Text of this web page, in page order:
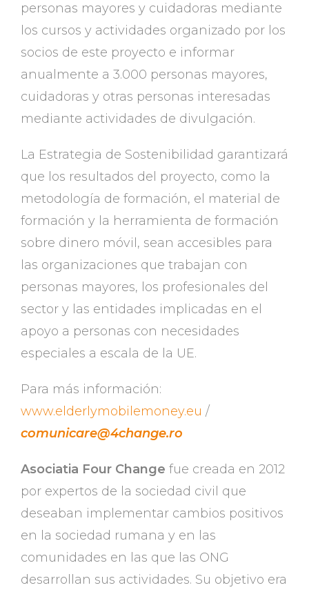
personas mayores y cuidadoras mediante
los cursos y actividades organizado por los
socios de este proyecto e informar
anualmente a 3.000 personas mayores,
cuidadoras y otras personas interesadas
mediante actividades de divulgación.
La Estrategia de Sostenibilidad garantizará
que los resultados del proyecto, como la
metodología de formación, el material de
formación y la herramienta de formación
sobre dinero móvil, sean accesibles para
las organizaciones que trabajan con
personas mayores, los profesionales del
sector y las entidades implicadas en el
apoyo a personas con necesidades
especiales a escala de la UE.
Para más información:
www.elderlymobilemoney.eu /
comunicare@4change.ro
Asociatia Four Change fue creada en 2012
por expertos de la sociedad civil que
deseaban implementar cambios positivos
en la sociedad rumana y en las
comunidades en las que las ONG
desarrollan sus actividades. Su objetivo era